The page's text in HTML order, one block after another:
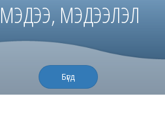
МЭДЭЭ, МЭДЭЭЛЭЛ
Бүгд